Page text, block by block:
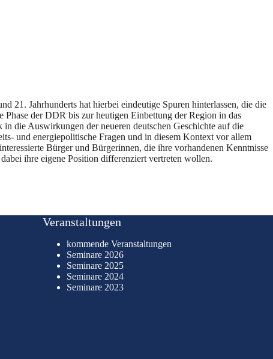
21. Jahrhunderts hat hierbei eindeutige Spuren hinterlassen, die die
der DDR bis zur heutigen Einbettung der Region in das
die Auswirkungen der neueren deutschen Geschichte auf die
und energiepolitische Fragen und in diesem Kontext vor allem
Bürger und Bürgerinnen, die ihre vorhandenen Kenntnisse
ihre eigene Position differenziert vertreten wollen.
Veranstaltungen
kommende Veranstaltungen
Seminare 2026
Seminare 2025
Seminare 2024
Seminare 2023